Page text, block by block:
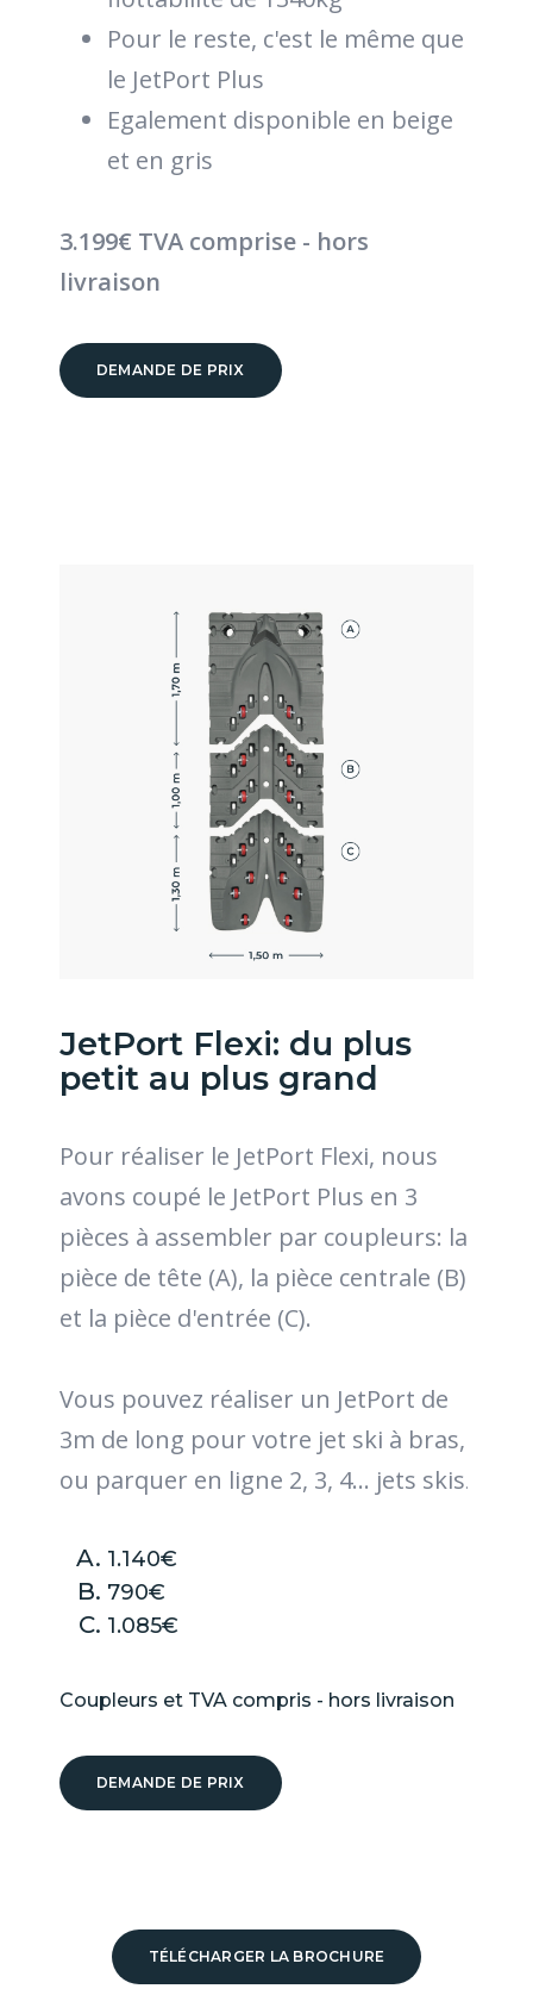
Pour le reste, c'est le même que
le JetPort Plus
Egalement disponible en beige
et en gris
3.199€ TVA comprise - hors
livraison
DEMANDE DE PRIX
JetPort Flexi: du plus
petit au plus grand
Pour réaliser le JetPort Flexi, nous
avons coupé le JetPort Plus en 3
pièces à assembler par coupleurs: la
pièce de tête (A), la pièce centrale (B)
et la pièce d'entrée (C).
Vous pouvez réaliser un JetPort de
3m de long pour votre jet ski à bras,
ou parquer en ligne 2, 3, 4... jets skis.
1.140€
790€
1.085€
Coupleurs et TVA compris - hors livraison
DEMANDE DE PRIX
TÉLÉCHARGER LA BROCHURE